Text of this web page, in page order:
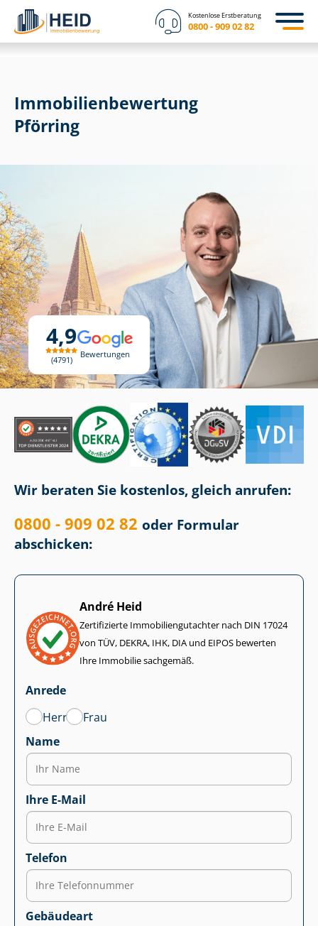
Kostenlose Erstberatung
0800 - 909 02 82
4,9
4791
Bewertungen
Immobilien­bewertung
Pförring
Wir beraten Sie kostenlos, gleich anrufen:
0800 - 909 02 82 oder Formular
abschicken:
André Heid
Zertifizierte Im­mo­bi­li­en­gut­ach­ter nach DIN 17024
von TÜV, DEKRA, IHK, DIA und EIPOS bewerten
Ihre Immobilie sachgemäß.
Anrede
Herr
Frau
Name
Ihre E-Mail
Telefon
Gebäudeart